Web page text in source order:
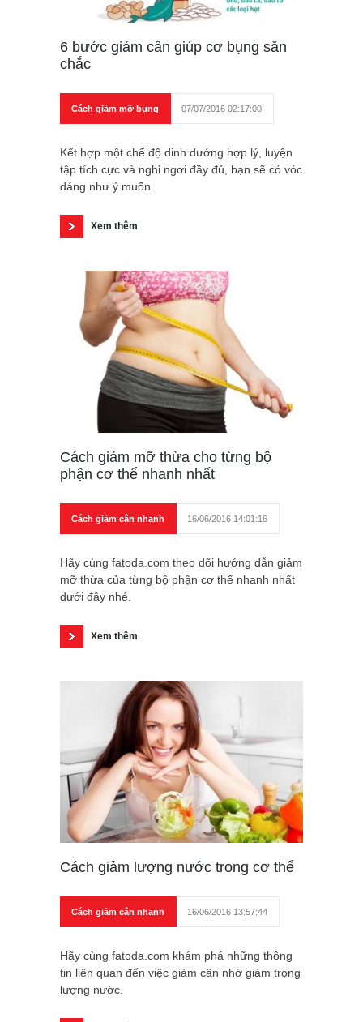
6 bước giảm cân giúp cơ bụng săn
chắc
Cách giảm mỡ bụng 07/07/2016 02:17:00
Kết hợp một chế độ dinh dướng hợp lý, luyện
tập tích cực và nghỉ ngơi đầy đủ, bạn sẽ có vóc
dáng như ý muốn.
Xem thêm
Cách giảm mỡ thừa cho từng bộ
phận cơ thể nhanh nhất
Cách giảm cân nhanh 16/06/2016 14:01:16
Hãy cùng fatoda.com theo dõi hướng dẫn giảm
mỡ thừa của từng bộ phận cơ thể nhanh nhất
dưới đây nhé.
Xem thêm
Cách giảm lượng nước trong cơ thể
Cách giảm cân nhanh 16/06/2016 13:57:44
Hãy cùng fatoda.com khám phá những thông
tin liên quan đến việc giảm cân nhờ giảm trọng
lượng nước.